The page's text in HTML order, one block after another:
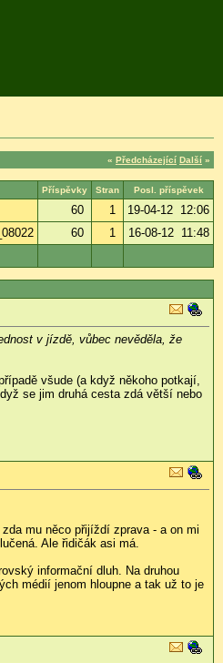
« Předcházející Další »
Příspěvky Stran Posl. příspěvek
60 1
19-04-12 12:06
60 1 16-08-12 11:48
v jízdě, vůbec nevěděla, že
všude (a když někoho potkají,
se jim druhá cesta zdá větší nebo
mu něco přijíždí zprava - a on mi
Ale řidičák asi má.
informační dluh. Na druhou
médií jenom hloupne a tak už to je